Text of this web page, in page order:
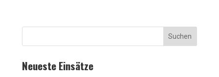
Suchen
Neueste Einsätze